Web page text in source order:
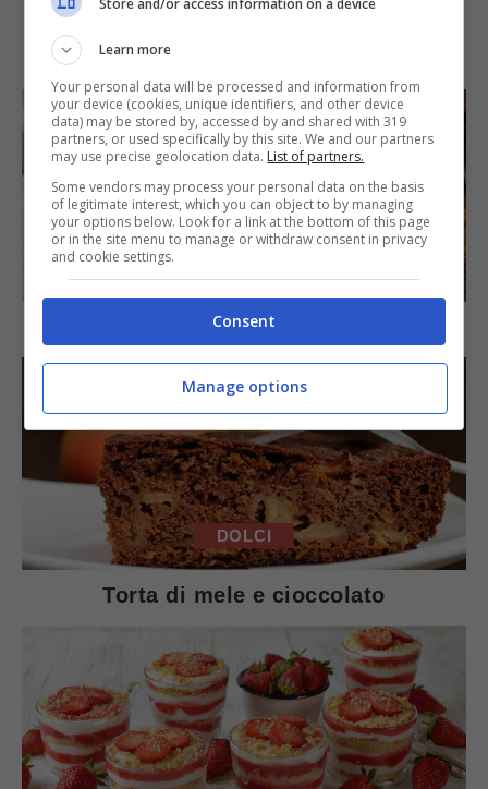
IN PRIMO PIANO
SECONDI PIATTI
Arista di maiale al latte
DOLCI
Torta di mele e cioccolato
Store and/or access information on a device
Learn more
Your personal data will be processed and information from
your device (cookies, unique identifiers, and other device
data) may be stored by, accessed by and shared with 319
partners, or used specifically by this site. We and our partners
may use precise geolocation data. List of partners.
Some vendors may process your personal data on the basis
of legitimate interest, which you can object to by managing
your options below. Look for a link at the bottom of this page
or in the site menu to manage or withdraw consent in privacy
and cookie settings.
Consent
Manage options